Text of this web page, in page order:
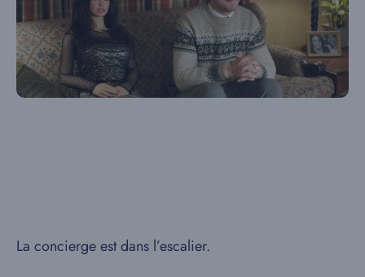
La concierge est dans l’escalier.